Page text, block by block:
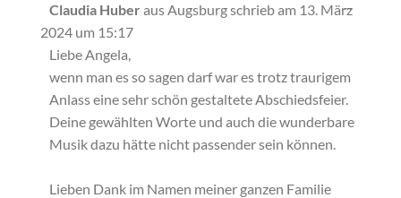
Claudia Huber ausAugsburgschrieb am 13. März
2024 um 15:17
Liebe Angela,
wenn man es so sagen darf war es trotz traurigem
Anlass eine sehr schön gestaltete Abschiedsfeier.
Deine gewählten Worte und auch die wunderbare
Musik dazu hätte nicht passender sein können.
Lieben Dank im Namen meiner ganzen Familie
...
Metabox